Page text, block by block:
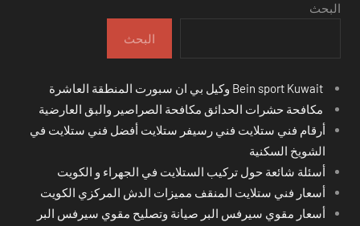
البحث
البحث
مكافحة حشرات الحدائق مكافحة الصراصير والبق العارضية
أرقام فني ستلايت فني رسيفر ستلايت أفضل فني ستلايت في
الشويخ السكنية
أسئلة شائعة حول تركيب الستلايت في الجهراء و الكويت
أسعار فني ستلايت المنقف مميزات الدش المركزي الكويت
أسعار مقوي سيرفس البر صيانة وتصليح مقوي سيرفس البر